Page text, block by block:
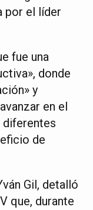
por el líder
fue una
donde
y
en el
diferentes
de
Gil, detalló
que, durante